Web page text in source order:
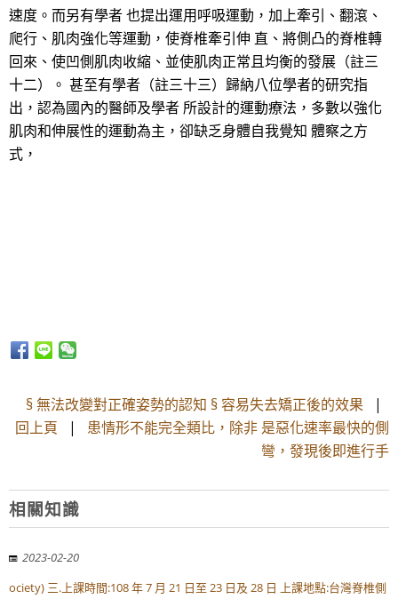
速度。而另有學者 也提出運用呼吸運動，加上牽引、翻滾、
爬行、肌肉強化等運動，使脊椎牽引伸 直、將側凸的脊椎轉
回來、使凹側肌肉收縮、並使肌肉正常且均衡的發展（註三
十二）。 甚至有學者（註三十三）歸納八位學者的研究指
出，認為國內的醫師及學者 所設計的運動療法，多數以強化
肌肉和伸展性的運動為主，卻缺乏身體自我覺知 體察之方
式，
§ 無法改變對正確姿勢的認知 § 容易失去矯正後的效果
|
回上頁 | 患情形不能完全類比，除非 是惡化速率最快的側
彎，發現後即進行手
相關知識
2023-02-20
ociety) 三.上課時間:108 年 7 月 21 日至 23 日及 28 日 上課地點:台灣脊椎側